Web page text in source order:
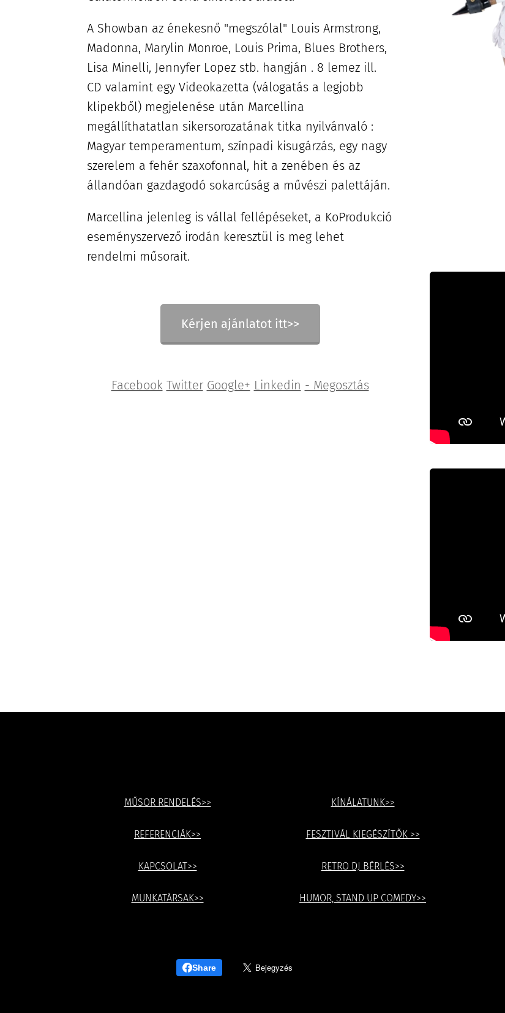
A Showban az énekesnő "megszólal" Louis Armstrong,
Madonna, Marylin Monroe, Louis Prima, Blues Brothers,
Lisa Minelli, Jennyfer Lopez stb. hangján . 8 lemez ill.
CD valamint egy Videokazetta (válogatás a legjobb
klipekből) megjelenése után Marcellina
megállíthatatlan sikersorozatának titka nyilvánvaló :
Magyar temperamentum, színpadi kisugárzás, egy nagy
szerelem a fehér szaxofonnal, hit a zenében és az
állandóan gazdagodó sokarcúság a művészi palettáján.
Marcellina jelenleg is vállal fellépéseket, a KoProdukció
eseményszervező irodán keresztül is meg lehet
rendelmi műsorait.
Kérjen ajánlatot itt>>
Facebook Twitter Google+ Linkedin - Megosztás
MŰSOR RENDELÉS>>
REFERENCIÁK>>
KAPCSOLAT>>
MUNKATÁRSAK>>
KÍNÁLATUNK>>
FESZTIVÁL KIEGÉSZÍTŐK >>
RETRO DJ BÉRLÉS>>
HUMOR, STAND UP COMEDY>>
Share